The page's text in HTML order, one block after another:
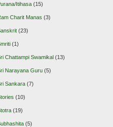
Itihasa(15)
Charit Manas (3)
(23)
(1)
Chattampi Swamikal(13)
Narayana Guru(5)
Sankara(7)
(10)
(19)
(5)